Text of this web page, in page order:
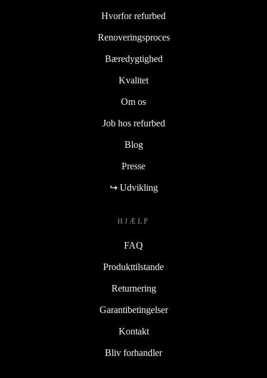
Hvorfor refurbed
Renoveringsproces
Bæredygtighed
Kvalitet
Om os
Job hos refurbed
Blog
Presse
↪ Udvikling
HJÆLP
FAQ
Produkttilstande
Returnering
Garantibetingelser
Kontakt
Bliv forhandler